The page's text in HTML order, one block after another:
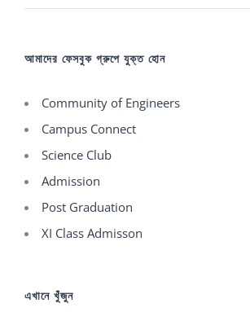
আমাদের ফেসবুক গ্রুপে যুক্ত হোন
Community of Engineers
Campus Connect
Science Club
Admission
Post Graduation
XI Class Admisson
এখানে খুঁজুন